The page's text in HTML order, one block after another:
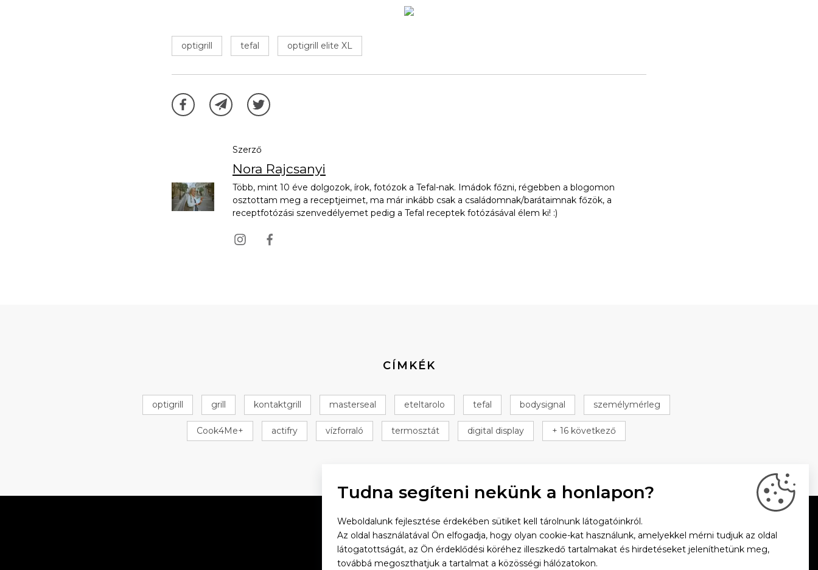
optigrill tefal optigrill elite XL
Szerző
Nora Rajcsanyi
Több, mint 10 éve dolgozok, írok, fotózok a Tefal-nak. Imádok főzni, régebben a blogomon
osztottam meg a receptjeimet, ma már inkább csak a családomnak/barátaimnak főzök, a
receptfotózási szenvedélyemet pedig a Tefal receptek fotózásával élem ki! :)
CÍMKÉK
optigrill grill kontaktgrill masterseal eteltarolo tefal bodysignal személymérleg
Cook4Me+ actifry vízforraló termosztát digital display + 16 következő
Vacsorázzunk együtt
Tudna segíteni nekünk a honlapon?
Weboldalunk fejlesztése érdekében sütiket kell tárolnunk látogatóinkról.
Az oldal használatával Ön elfogadja, hogy olyan cookie-kat használunk, amelyekkel mérni tudjuk az oldal
látogatottságát, az Ön érdeklődési köréhez illeszkedő tartalmakat és hirdetéseket jeleníthetünk meg,
továbbá megoszthatjuk a tartalmat a közösségi hálózatokon.